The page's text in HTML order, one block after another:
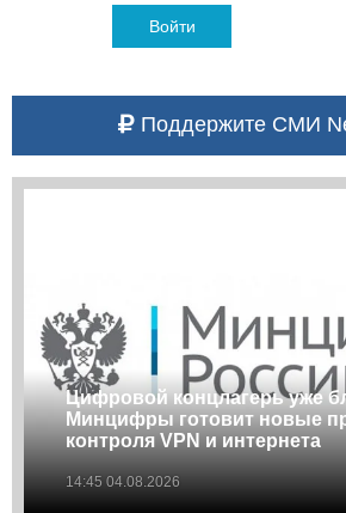
Войти
Поддержите СМИ
Цифровой концлагерь уже
Минцифры готовит новые
контроля VPN и интернета
14:45 04.08.2026